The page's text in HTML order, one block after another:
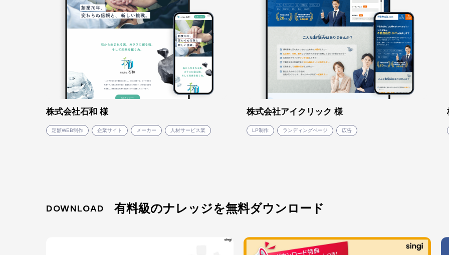
株式会社石和 様
定額WEB制作 企業サイト メーカー 人材サービス業
株式会社アイクリック 様
LP制作 ランディングページ 広告
DOWNLOAD 有料級のナレッジを無料ダウンロード